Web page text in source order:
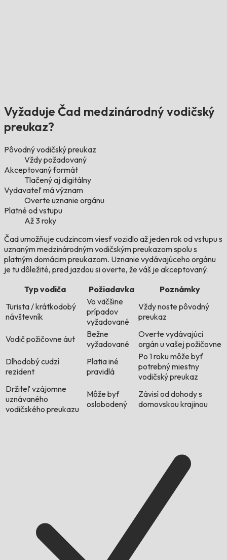
Vyžaduje Čad medzinárodný vodičský
preukaz?
Pôvodný vodičský preukaz
Vždy požadovaný
Akceptovaný formát
Tlačený aj digitálny
Vydavateľ má význam
Overte uznanie orgánu
Platné od vstupu
Až 3 roky
Čad umožňuje cudzincom viesť vozidlo až jeden rok od vstupu s
uznaným medzinárodným vodičským preukazom spolu s
platným domácim preukazom. Uznanie vydávajúceho orgánu
je tu dôležité, pred jazdou si overte, že váš je akceptovaný.
Typ vodiča
Požiadavka
Poznámky
Turista / krátkodobý
návštevník
Vo väčšine
prípadov
vyžadované
Vždy noste pôvodný
preukaz
Vodič požičovne áut
Bežne
vyžadované
Overte vydávajúci
orgán u vašej požičovne
Dlhodobý cudzí
rezident
Platia iné
pravidlá
Po 1 roku môže byť
potrebný miestny
vodičský preukaz
Držiteľ vzájomne
uznávaného
vodičského preukazu
Môže byť
oslobodený
Závisí od dohody s
domovskou krajinou